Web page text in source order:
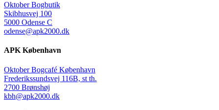
Oktober Bogbutik
Skibhusvej 100
5000 Odense C
odense@apk2000.dk
APK København
Oktober Bogcafé København
Frederikssundsvej 116B, st th.
2700 Brønshøj
kbh@apk2000.dk